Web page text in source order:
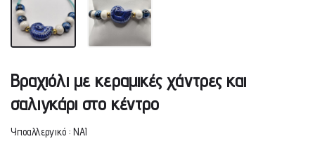
Βραχιόλι με κεραμικές χάντρες και
σαλιγκάρι στο κέντρο
Υποαλλεργικό : ΝΑΙ